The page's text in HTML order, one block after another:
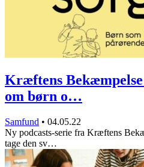
Kræftens
om børn o…
Samfund • 04.05.22
Ny podcasts-serie fra Kræftens
tage den sv…